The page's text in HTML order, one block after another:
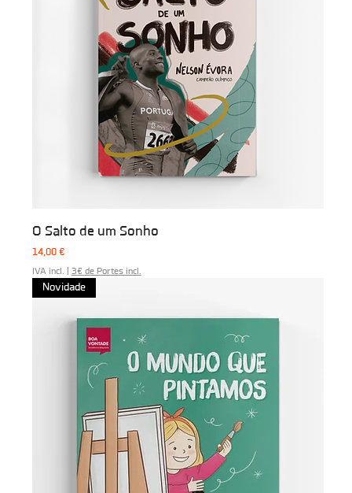
O Salto de um Sonho
Preço
14,00 €
IVA incl. 3€ de Portes incl.
Novidade